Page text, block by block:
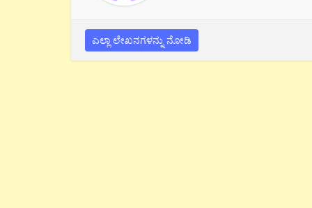
ಎಲ್ಲಾ ಲೇಖನಗಳನ್ನು ನೋಡಿ